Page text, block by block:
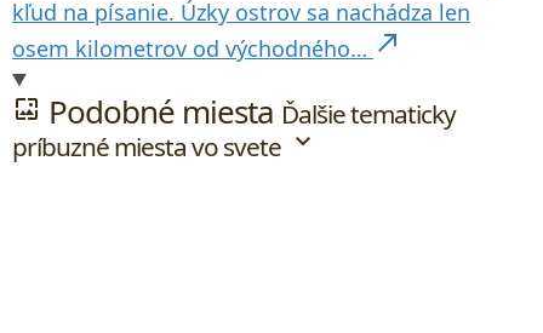
kľud na písanie. Úzky ostrov sa nachádza len
osem kilometrov od východného… north_east
wallpaper Podobné miesta Ďalšie tematicky
príbuzné miesta vo svete expand_more